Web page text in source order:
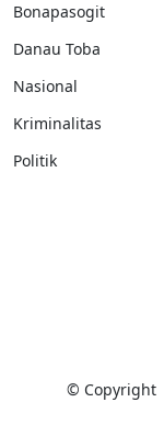
Bonapasogit
Danau Toba
Nasional
Kriminalitas
Politik
© Copyright